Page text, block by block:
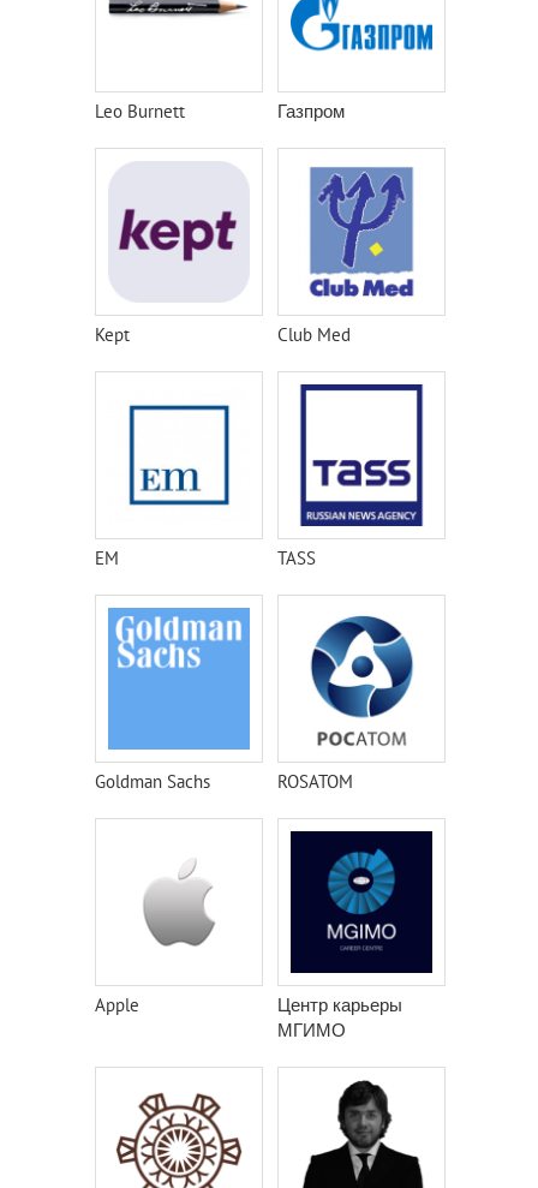
Leo Burnett Газпром
Kept Club Med
EM TASS
Goldman Sachs ROSATOM
Apple
Центр карьеры
МГИМО